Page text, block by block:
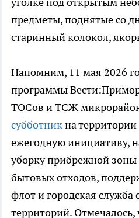
предметы, поднятые со
старинный колокол,
Напомним, 11 мая 2026
программы
ТОСов и ТСЖ
субботникна
ежегодную инициативу,
уборку прибрежной зоны
бытовых отходов,
флот и городская служба
территорий. Отмечалось,